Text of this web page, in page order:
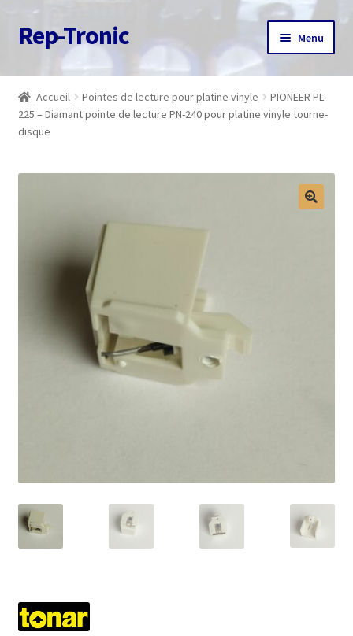
Aller
à
navigation
Aller
au
Rep-Tronic Menu
Accueil
A propos
Mon compte
Accueil Pointes de lecture pour platine vinyle
PIONEER PL-
225 – Diamant pointe de lecture PN-240 pour platine vinyle tourne-
disque